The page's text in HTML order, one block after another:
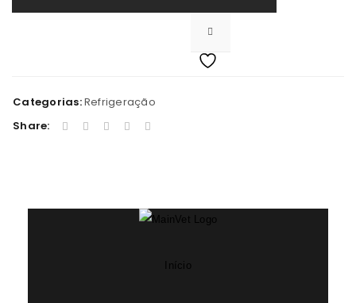
Categorias:Refrigeração
Share:
Início